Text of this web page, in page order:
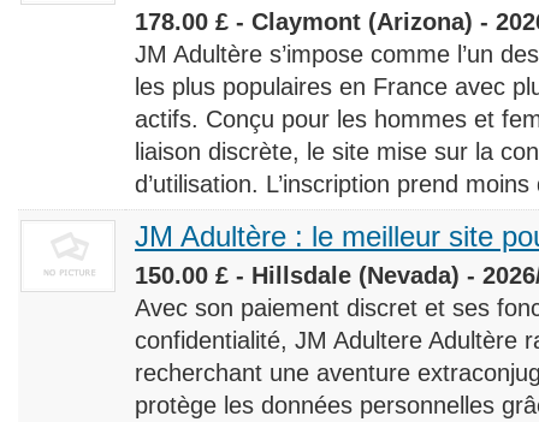
178.00 £ - Claymont (Arizona) -
JM Adultère s’impose comme l’un
les plus populaires en France avec
actifs. Conçu pour les hommes et
liaison discrète, le site mise sur la
d’utilisation. L’inscription prend
JM Adultère : le meilleur site
150.00 £ - Hillsdale (Nevada) -
Avec son paiement discret et ses
confidentialité, JM Adultere Adultère
recherchant une aventure
protège les données personnelles